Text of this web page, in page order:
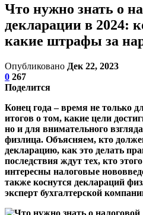
Что нужно знать о
декларации в 2024:
какие штрафы за
Опубликовано Дек 22, 2023
0 267
Поделится
Конец года – время не только
итогов о том, какие цели
но и для внимательного
физлица. Объясняем, кто
декларацию, как это делать
последствия ждут тех, кто
интересны налоговые
также коснутся деклараций
эксперт бухгалтерской